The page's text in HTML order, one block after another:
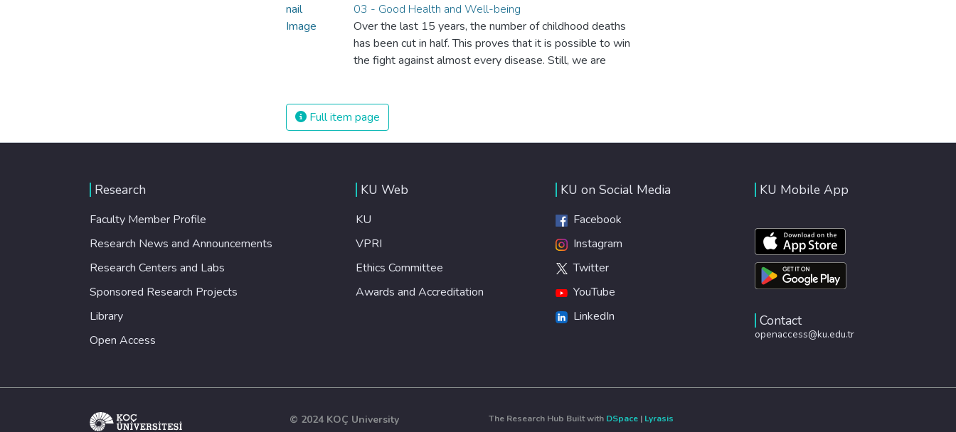
03 - Good Health and Well-being
Over the last 15 years, the number of childhood deaths
has been cut in half. This proves that it is possible to win
the fight against almost every disease. Still, we are
The new goal for worldwide Good Health promotes
healthy lifestyles, preventive measures and modern,
efficient healthcare for everyone.
Full item page
Research
Faculty Member Profile
Research News and Announcements
Research Centers and Labs
Sponsored Research Projects
Library
Open Access
KU Web
KU
VPRI
Ethics Committee
Awards and Accreditation
KU on Social Media
Facebook
Instagram
Twitter
YouTube
LinkedIn
KU Mobile App
Contact
openaccess@ku.edu.tr
© 2024 KOÇ University The Research Hub Built with DSpace | Lyrasis